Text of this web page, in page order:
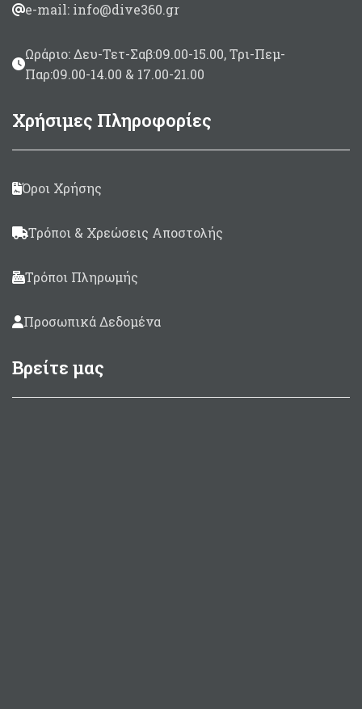
e-mail: info@dive360.gr
Ωράριο: Δευ-Τετ-Σαβ:09.00-15.00, Τρι-Πεμ-
Παρ:09.00-14.00 & 17.00-21.00
Χρήσιμες Πληροφορίες
Όροι Χρήσης
Τρόποι & Χρεώσεις Αποστολής
Τρόποι Πληρωμής
Προσωπικά Δεδομένα
Βρείτε μας